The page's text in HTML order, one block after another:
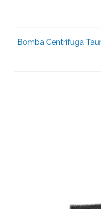
Bomba Centrífuga